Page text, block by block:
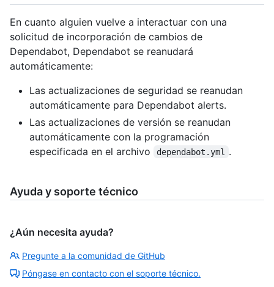
En cuanto alguien vuelve a interactuar con una
solicitud de incorporación de cambios de
Dependabot, Dependabot se reanudará
automáticamente:
Las actualizaciones de seguridad se reanudan
automáticamente para Dependabot alerts.
Las actualizaciones de versión se reanudan
automáticamente con la programación
especificada en el archivo
dependabot.yml .
Ayuda y soporte técnico
¿Aún necesita ayuda?
Pregunte a la comunidad de GitHub
Póngase en contacto con el soporte técnico.